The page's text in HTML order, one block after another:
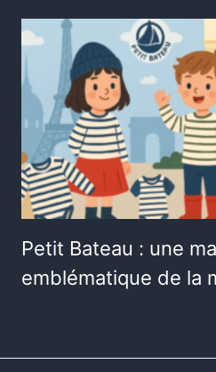
Petit Bateau : une
emblématique de la